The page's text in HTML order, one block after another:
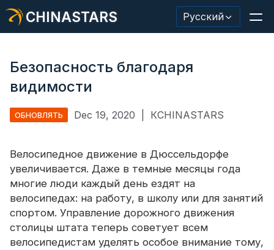
CHINASTARS Русский
Защитная одежда
Светящийся в темноте материал
Промышленная отделка для мытья
О КИНАССТАРС
Безопасность благодаря
видимости
ОБНОВЛЯТЬ Dec 19, 2020 КCHINASTARS
Велосипедное движение в Дюссельдорфе
увеличивается. Даже в темные месяцы года
многие люди каждый день ездят на
велосипедах: на работу, в школу или для занятий
спортом. Управление дорожного движения
столицы штата теперь советует всем
велосипедистам уделять особое внимание тому,